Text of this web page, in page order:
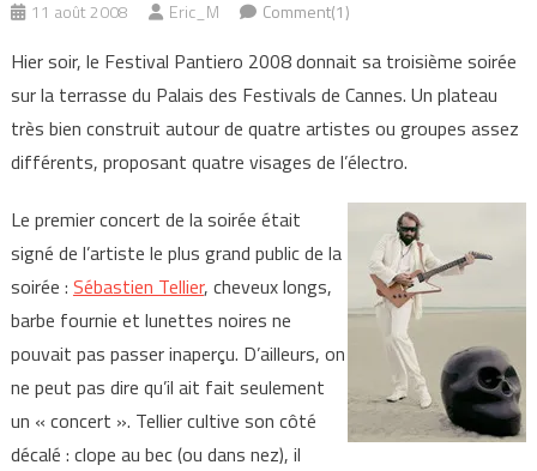
11 août 2008 Eric_M Comment(1)
Hier soir, le Festival Pantiero 2008 donnait sa troisième soirée
sur la terrasse du Palais des Festivals de Cannes. Un plateau
très bien construit autour de quatre artistes ou groupes assez
différents, proposant quatre visages de l’électro.
Le premier concert de la soirée était
signé de l’artiste le plus grand public de la
soirée : Sébastien Tellier, cheveux longs,
barbe fournie et lunettes noires ne
pouvait pas passer inaperçu. D’ailleurs, on
ne peut pas dire qu’il ait fait seulement
un « concert ». Tellier cultive son côté
décalé : clope au bec (ou dans nez), il